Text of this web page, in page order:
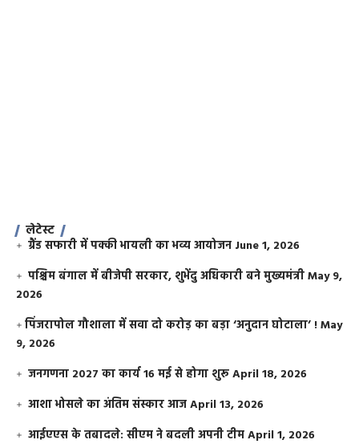
लेटेस्ट
ग्रैंड सफारी में पक्की भायली का भव्य आयोजन June 1, 2026
पश्चिम बंगाल में बीजेपी सरकार, शुभेंदु अधिकारी बने मुख्यमंत्रीMay 9,
2026
​पिंजरापोल गौशाला में सवा दो करोड़ का बड़ा ‘अनुदान घोटाला’ !May
9, 2026
जनगणना 2027 का कार्य 16 मई से होगा शुरूApril 18, 2026
आशा भोसले का अंतिम संस्कार आजApril 13, 2026
आईएएस के तबादले: सीएम ने बदली अपनी टीमApril 1, 2026